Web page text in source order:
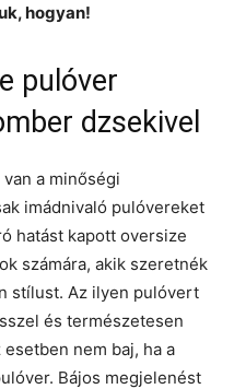
hogyan!
pulóver
dzsekivel
a minőségi
imádnivaló pulóvereket
hatást kapott oversize
számára, akik szeretnék
stílust. Az ilyen pulóvert
és természetesen
nem baj, ha a
Bájos megjelenést